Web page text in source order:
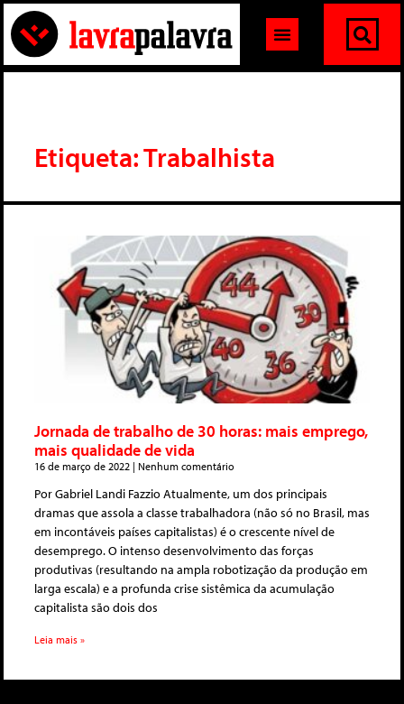
Etiqueta: Trabalhista
Jornada de trabalho de 30 horas: mais emprego,
mais qualidade de vida
16 de março de 2022 Nenhum comentário
Por Gabriel Landi Fazzio Atualmente, um dos principais
dramas que assola a classe trabalhadora (não só no Brasil, mas
em incontáveis países capitalistas) é o crescente nível de
desemprego. O intenso desenvolvimento das forças
produtivas (resultando na ampla robotização da produção em
larga escala) e a profunda crise sistêmica da acumulação
capitalista são dois dos
Leia mais »